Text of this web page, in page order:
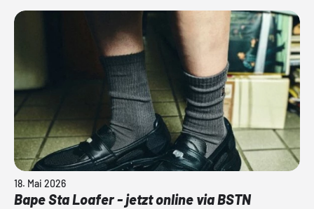
18. Mai 2026
Bape Sta Loafer - jetzt online via BSTN